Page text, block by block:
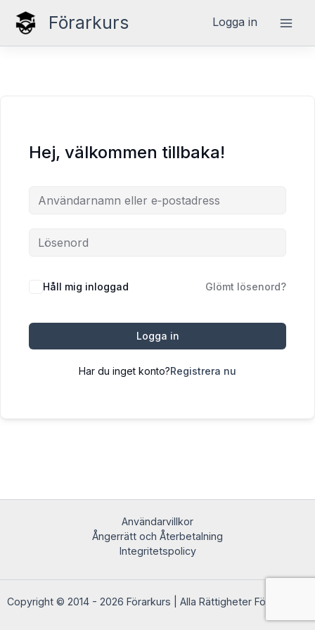
Hoppa
Förarkurs Logga in
Hej, välkommen tillbaka!
Håll mig inloggad Glömt lösenord?
Logga in
Har du inget konto?Registrera nu
Användarvillkor
Ångerrätt och Återbetalning
Integritetspolicy
Copyright © 2014 - 2026 Förarkurs | Alla Rättigheter Förbehållna